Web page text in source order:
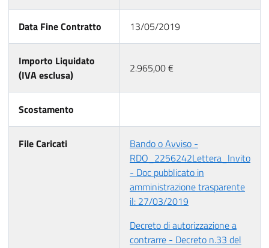
Data Fine Contratto 13/05/2019
Importo Liquidato
(IVA esclusa)
2.965,00 €
Scostamento
File Caricati
Bando o Avviso -
RDO_2256242Lettera_Invito
- Doc pubblicato in
amministrazione trasparente
il: 27/03/2019
Decreto di autorizzazione a
contrarre - Decreto n.33 del